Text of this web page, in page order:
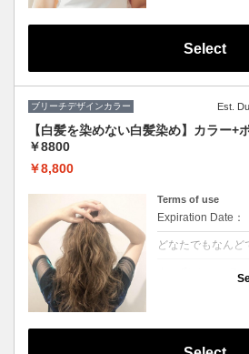
Select
ブリーチデザインカラー Est.
【白髪を染めない白髪染め】カラー+
￥8800
￥8,800
Terms of use
Expiration Date：
どなたでもなん
ハイライトと全体